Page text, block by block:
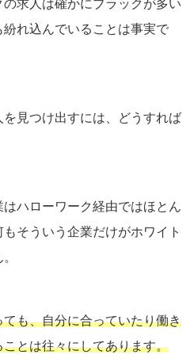
求人は確かにブラックが多い
れ込んでいることは事実で
見つけ出すには、どうすれば
ハローワーク経由ではほとん
そういう企業だけがホワイト
も、自分に合っていたり働き
とは往々にしてあります。